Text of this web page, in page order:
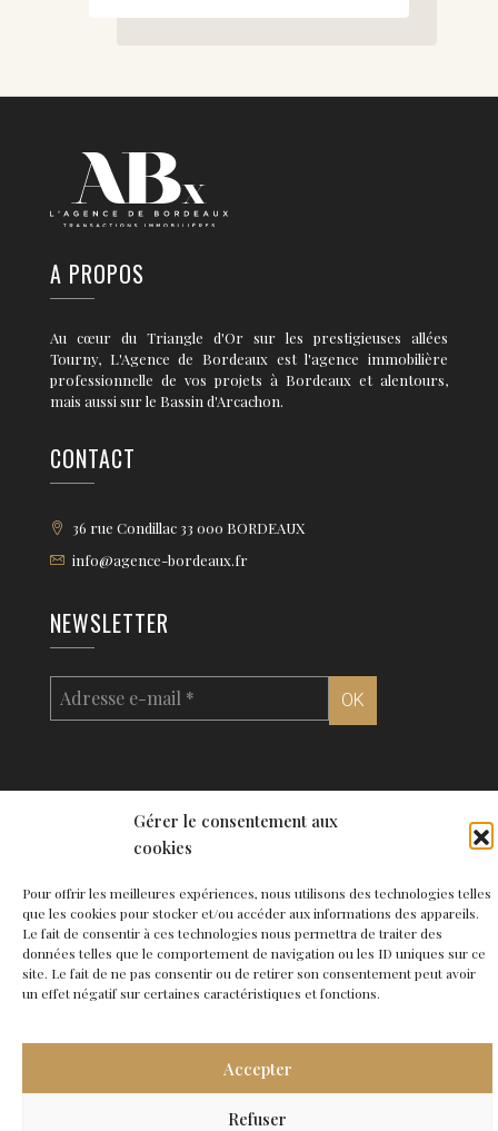
Gérer le consentement aux
cookies
Pour offrir les meilleures expériences, nous utilisons des technologies telles
que les cookies pour stocker et/ou accéder aux informations des appareils.
Le fait de consentir à ces technologies nous permettra de traiter des
données telles que le comportement de navigation ou les ID uniques sur ce
site. Le fait de ne pas consentir ou de retirer son consentement peut avoir
un effet négatif sur certaines caractéristiques et fonctions.
Accepter
Refuser
A PROPOS
Au cœur du Triangle d'Or sur les prestigieuses allées
Tourny, L'Agence de Bordeaux est l'agence immobilière
professionnelle de vos projets à Bordeaux et alentours,
mais aussi sur le Bassin d'Arcachon.
CONTACT
36 rue Condillac 33 000 BORDEAUX
info@agence-bordeaux.fr
NEWSLETTER
© 2026 Agence de Bordeaux - Site